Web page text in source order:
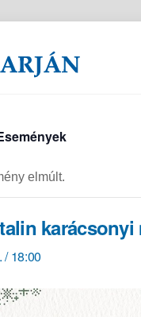
elmúlt.
karácsonyi
/ 18:00